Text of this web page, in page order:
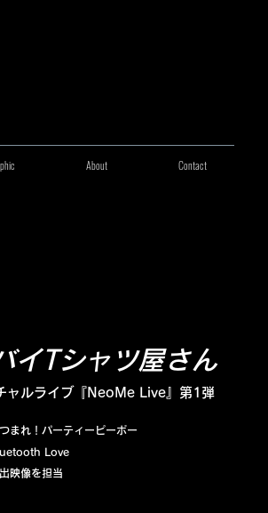
About Contact
イTシャツ屋さん
ャルライブ『NeoMe Live』第1弾
まれ！パーティーピーポー
Love
映像を担当